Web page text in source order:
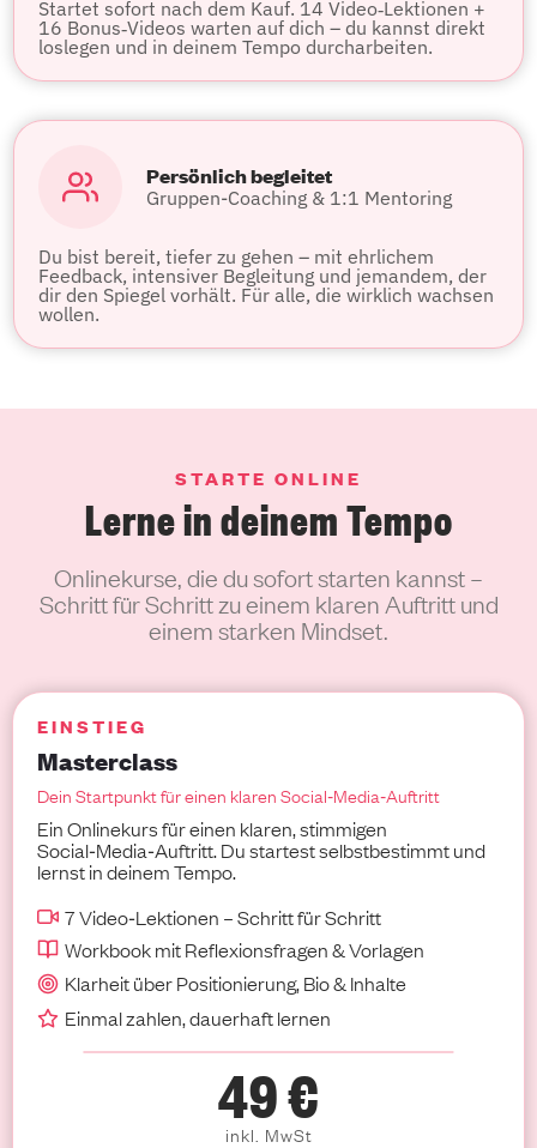
Startet sofort nach dem Kauf. 14 Video‑Lektionen +
16 Bonus‑Videos warten auf dich – du kannst direkt
loslegen und in deinem Tempo durcharbeiten.
Persönlich begleitet
Gruppen-Coaching & 1:1 Mentoring
Du bist bereit, tiefer zu gehen – mit ehrlichem
Feedback, intensiver Begleitung und jemandem, der
dir den Spiegel vorhält. Für alle, die wirklich wachsen
wollen.
STARTE ONLINE
Lerne in deinem Tempo
Onlinekurse, die du sofort starten kannst –
Schritt für Schritt zu einem klaren Auftritt und
einem starken Mindset.
EINSTIEG
Masterclass
Dein Startpunkt für einen klaren Social‑Media‑Auftritt
Ein Onlinekurs für einen klaren, stimmigen
Social‑Media‑Auftritt. Du startest selbstbestimmt und
lernst in deinem Tempo.
7 Video‑Lektionen – Schritt für Schritt
Workbook mit Reflexionsfragen & Vorlagen
Klarheit über Positionierung, Bio & Inhalte
Einmal zahlen, dauerhaft lernen
49 €
inkl. MwSt